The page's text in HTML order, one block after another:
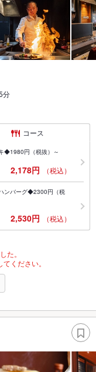
分
コース
◆1980円（税抜）～
2,178円 （税込）
ンバーグ◆2300円（税
2,530円 （税込）
た。
ください。